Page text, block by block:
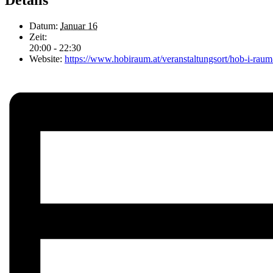
Datum: Januar 16
Zeit:
20:00 - 22:30
Website: https://www.hobiraum.at/veranstaltungsort/hob-i-